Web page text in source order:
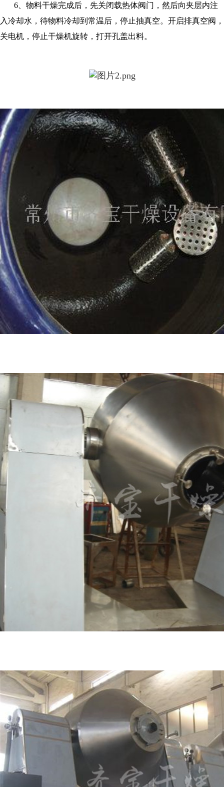
6、物料干燥完成后，先关闭载热体阀门，然后向夹层内注
入冷却水，待物料冷却到常温后，停止抽真空。开启排真空阀，
关电机，停止干燥机旋转，打开孔盖出料。